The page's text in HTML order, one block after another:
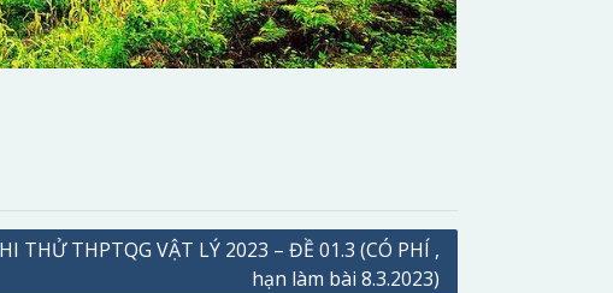
THỬ THPTQG VẬT LÝ 2023 – ĐỀ 01.3 (CÓ PHÍ ,
hạn làm bài 8.3.2023)